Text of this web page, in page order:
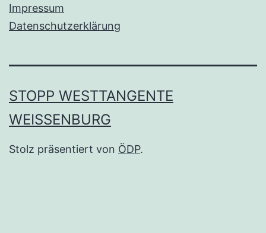
Impressum
Datenschutzerklärung
STOPP WESTTANGENTE
WEISSENBURG
Stolz präsentiert von ÖDP.